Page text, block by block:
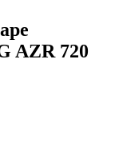
AZR 720